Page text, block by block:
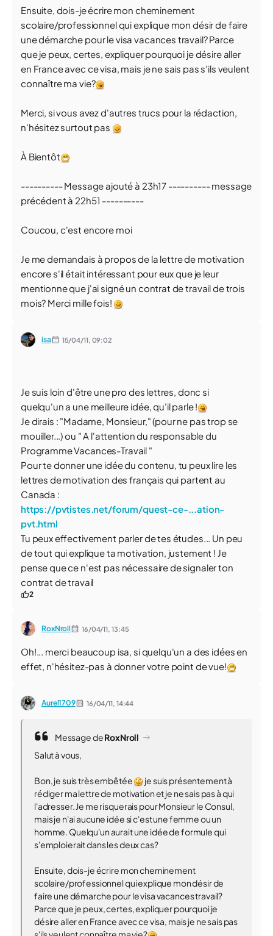
Ensuite, dois-je écrire mon cheminement
scolaire/professionnel qui explique mon désir de faire
une démarche pour le visa vacances travail? Parce
que je peux, certes, expliquer pourquoi je désire aller
en France avec ce visa, mais je ne sais pas s'ils veulent
connaître ma vie?
Merci, si vous avez d'autres trucs pour la rédaction,
n'hésitez surtout pas
À Bientôt
---------- Message ajouté à 23h17 ---------- message
précédent à 22h51 ----------
Coucou, c'est encore moi
Je me demandais à propos de la lettre de motivation
encore s'il était intéressant pour eux que je leur
mentionne que j'ai signé un contrat de travail de trois
mois? Merci mille fois!
isa 15/04/11, 09:02
Je suis loin d'être une pro des lettres, donc si
quelqu'un a une meilleure idée, qu'il parle !
Je dirais : "Madame, Monsieur," (pour ne pas trop se
mouiller...) ou " A l'attention du responsable du
Programme Vacances-Travail "
Pour te donner une idée du contenu, tu peux lire les
lettres de motivation des français qui partent au
Canada :
https://pvtistes.net/forum/quest-ce-...ation-
pvt.html
Tu peux effectivement parler de tes études... Un peu
de tout qui explique ta motivation, justement ! Je
pense que ce n'est pas nécessaire de signaler ton
contrat de travail
2
RoxNroll 16/04/11, 13:45
Oh!... merci beaucoup isa, si quelqu'un a des idées en
effet, n'hésitez-pas à donner votre point de vue!
Aurel1709 16/04/11, 14:44
Message deRoxNroll
Salut à vous,
Bon, je suis très embêtée
je suis présentement à
rédiger ma lettre de motivation et je ne sais pas à qui
l'adresser. Je me risquerais pour Monsieur le Consul,
mais je n'ai aucune idée si c'est une femme ou un
homme. Quelqu'un aurait une idée de formule qui
s'emploierait dans les deux cas?
Ensuite, dois-je écrire mon cheminement
scolaire/professionnel qui explique mon désir de
faire une démarche pour le visa vacances travail?
Parce que je peux, certes, expliquer pourquoi je
désire aller en France avec ce visa, mais je ne sais pas